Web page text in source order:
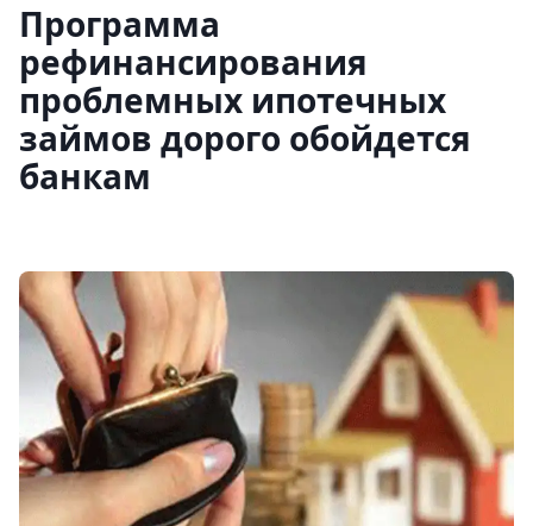
Программа
рефинансирования
проблемных ипотечных
займов дорого обойдется
банкам